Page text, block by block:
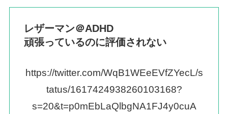
レザーマン＠ADHD
頑張っているのに評価されない
https://twitter.com/WqB1WEeEVfZYecL/s
tatus/1617424938260103168?
s=20&t=p0mEbLaQlbgNA1FJ4y0cuA